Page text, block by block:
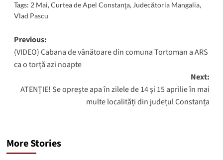
Tags: 2 Mai,Curtea de Apel Constanţa, Judecătoria Mangalia,
Vlad Pascu
Post
navigation
Previous:
(VIDEO) Cabana de vânătoare din comuna Tortoman a ARS
ca o torță azi noapte
Next:
ATENȚIE! Se oprește apa în zilele de 14 și 15 aprilie în mai
multe localități din județul Constanța
More Stories